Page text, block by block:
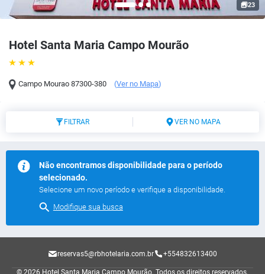
Hotel Santa Maria Campo Mourão
Campo Mourao 87300-380 (Ver no Mapa)
23
FILTRAR VER NO MAPA
Não encontramos disponibilidade para o período
selecionado.
Selecione um novo período e verifique a disponibilidade.
Modifique sua busca
reservas5@rbhotelaria.com.br +554832613400
© 2026 Hotel Santa Maria Campo Mourão. Todos os direitos reservados.